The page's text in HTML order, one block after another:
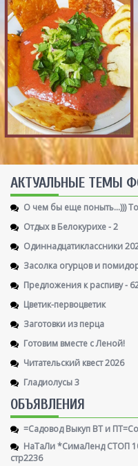
AКТУАЛЬНЫЕ ТЕМЫ
О чем бы еще поныть...)))
Отдых в Белокурихе - 2
Одиннадцатиклассники
Засолка огурцов и
Предложения к распиву -
Цветик-первоцветик
Заготовки из перца
Готовим вместе с Леной!
Читательский квест 2026
Гладиолусы 3
ОБЪЯВЛЕНИЯ
=Садовод Выкуп ВТ и
НаТаЛи *СимаЛенд СТОП
стр2236